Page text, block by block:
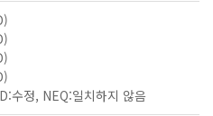
수정, NEQ:일치하지 않음